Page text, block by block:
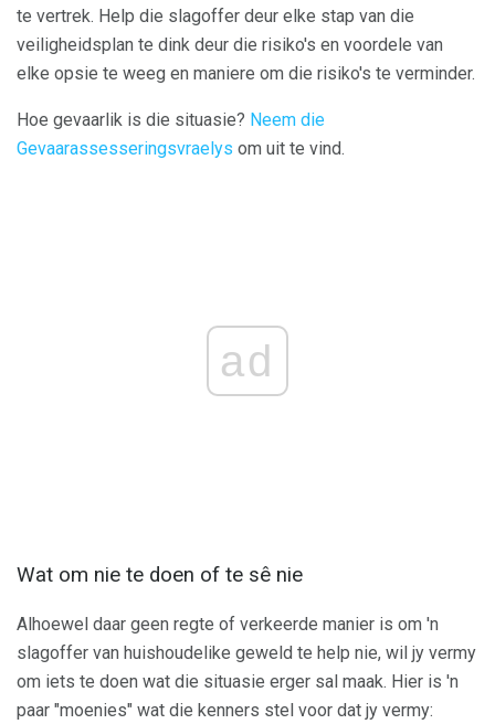
te vertrek. Help die slagoffer deur elke stap van die
veiligheidsplan te dink deur die risiko's en voordele van
elke opsie te weeg en maniere om die risiko's te verminder.
Hoe gevaarlik is die situasie? Neem die
Gevaarassesseringsvraelys om uit te vind.
ad
Wat om nie te doen of te sê nie
Alhoewel daar geen regte of verkeerde manier is om 'n
slagoffer van huishoudelike geweld te help nie, wil jy vermy
om iets te doen wat die situasie erger sal maak. Hier is 'n
paar "moenies" wat die kenners stel voor dat jy vermy: